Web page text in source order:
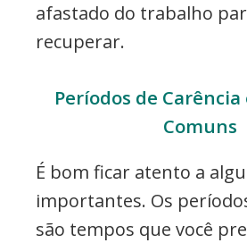
afastado do trabalho
recuperar.
Períodos de Carência
Comuns
É bom ficar atento a
importantes. Os
são tempos que você